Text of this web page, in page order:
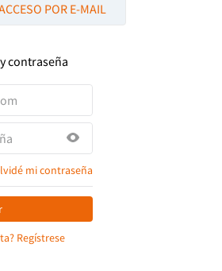
POR E-MAIL
contraseña
mi contraseña
Regístrese